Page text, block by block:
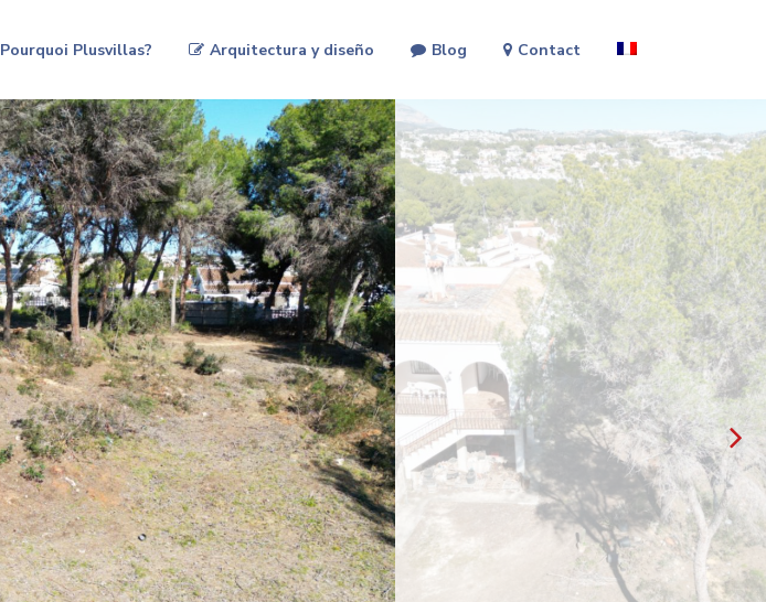
Pourquoi Plusvillas? Arquitectura y diseño Blog Contact